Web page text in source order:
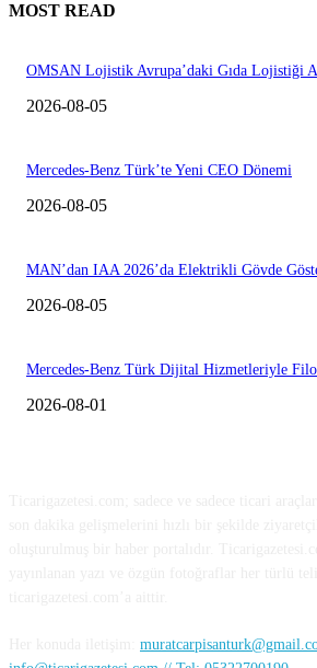
MOST READ
OMSAN Lojistik Avrupa’daki Gıda Lojistiği
2026-08-05
Mercedes-Benz Türk’te Yeni CEO Dönemi
2026-08-05
MAN’dan IAA 2026’da Elektrikli Gövde
2026-08-05
Mercedes-Benz Türk Dijital Hizmetleriyle
2026-08-01